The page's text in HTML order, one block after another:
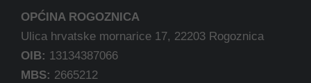
OPĆINA ROGOZNICA
Ulica hrvatske mornarice 17, 22203 Rogoznica
OIB: 13134387066
MBS: 2665212